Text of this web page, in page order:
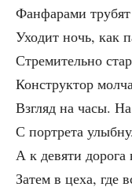
Фан­фа­ра­ми
Ухо­дит ночь, как
Стре­ми­тель­но
Кон­струк­тор
Взгляд на часы.
С порт­ре­та
А к девя­ти доро­га
Затем в цеха, где